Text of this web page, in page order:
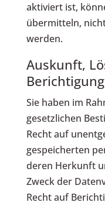
aktiviert ist,
übermitteln,
werden.
Auskunft,
Berichtigung
Sie haben im
gesetzlichen
Recht auf
gespeicherten
deren Herkunft
Zweck der
Recht auf